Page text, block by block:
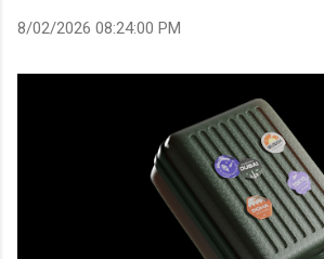
8/02/2026 08:24:00 PM